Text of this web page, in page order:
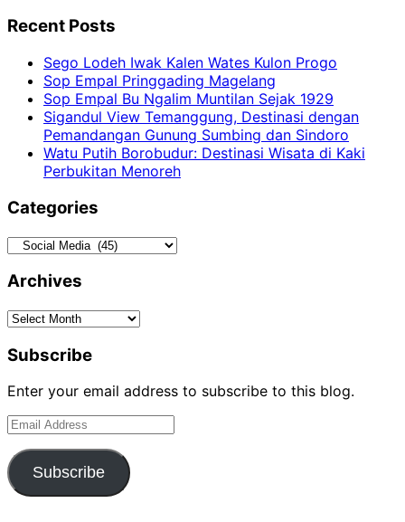
Recent Posts
Sego Lodeh Iwak Kalen Wates Kulon Progo
Sop Empal Pringgading Magelang
Sop Empal Bu Ngalim Muntilan Sejak 1929
Sigandul View Temanggung, Destinasi dengan
Pemandangan Gunung Sumbing dan Sindoro
Watu Putih Borobudur: Destinasi Wisata di Kaki
Perbukitan Menoreh
Categories
Categories
Archives
Archives
Subscribe
Enter your email address to subscribe to this blog.
Email
Subscribe